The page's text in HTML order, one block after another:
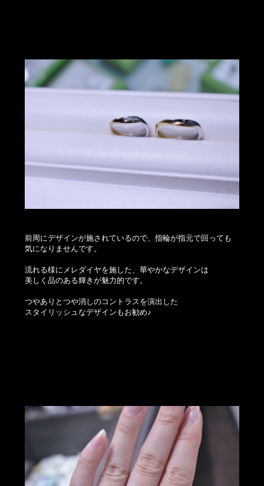
前周にデザインが施されているので、指輪が指元で回っても
気になりませんです。
流れる様にメレダイヤを施した、華やかなデザインは
美しく品のある輝きが魅力的です。
つやありとつや消しのコントラスを演出した
スタイリッシュなデザインもお勧め♪